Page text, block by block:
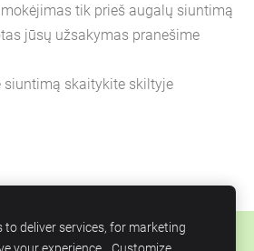
tik prieš augalų siuntimą
jūsų užsakymas pranešime
paštu).
skaitykite skiltyje
Slapukai
to deliver services, for marketing